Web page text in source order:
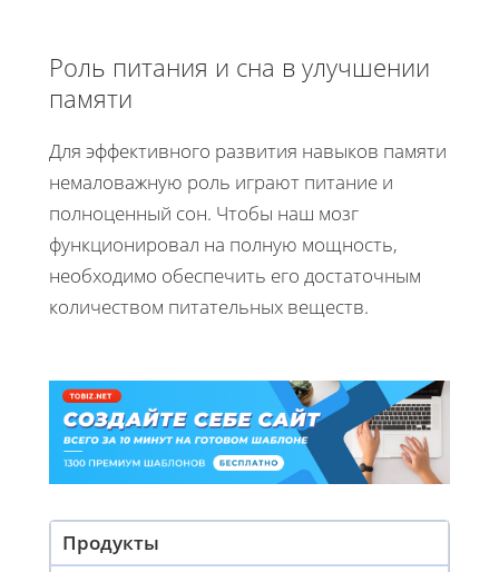
Роль питания и сна в улучшении
памяти
Для эффективного развития навыков памяти
немаловажную роль играют питание и
полноценный сон. Чтобы наш мозг
функционировал на полную мощность,
необходимо обеспечить его достаточным
количеством питательных веществ.
Продукты